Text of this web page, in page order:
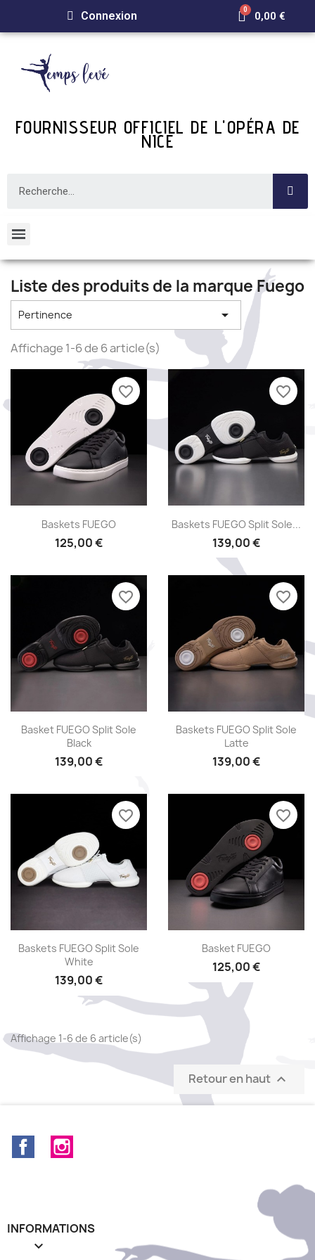
Connexion 0,00 €
FOURNISSEUR OFFICIEL DE L'OPÉRA DE
NICE
Liste des produits de la marque Fuego
Pertinence 
Affichage 1-6 de 6 article(s)
Aperçu rapide
Baskets FUEGO
125,00 €
favorite_border
Aperçu rapide
Baskets FUEGO Split Sole...
139,00 €
favorite_border
Aperçu rapide
Basket FUEGO Split Sole
Black
139,00 €
favorite_border
Aperçu rapide
Baskets FUEGO Split Sole
Latte
139,00 €
favorite_border
Aperçu rapide
Baskets FUEGO Split Sole
White
139,00 €
favorite_border
Aperçu rapide
Basket FUEGO
125,00 €
favorite_border
Affichage 1-6 de 6 article(s)
Retour en haut 
Facebook
INFORMATIONS
